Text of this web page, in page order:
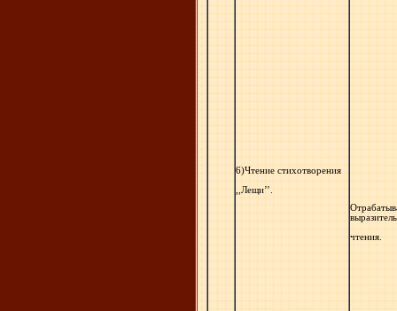
6)Чтение стихотворения
,,Лещи’’.
чтения.